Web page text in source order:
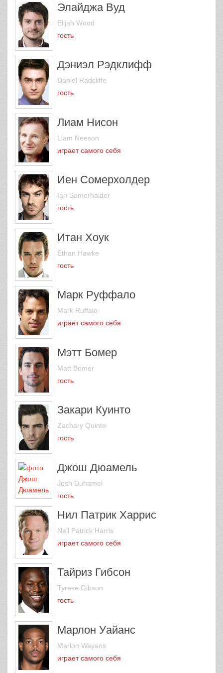
Элайджа Вуд
Elijah Wood
гость
Дэниэл Рэдклифф
Daniel Radcliffe
гость
Лиам Нисон
Liam Neeson
играет самого себя
Иен Сомерхолдер
Ian Somerhalder
гость
Итан Хоук
Ethan Hawke
гость
Марк Руффало
Mark Ruffalo
играет самого себя
Мэтт Бомер
Matt Bomer
гость
Закари Куинто
Zachary Quinto
гость
Джош Дюамель
Josh Duhamel
гость
Нил Патрик Харрис
Neil Patrick Harris
играет самого себя
Тайриз Гибсон
Tyrese Gibson
гость
Марлон Уайанс
Marlon Wayans
играет самого себя